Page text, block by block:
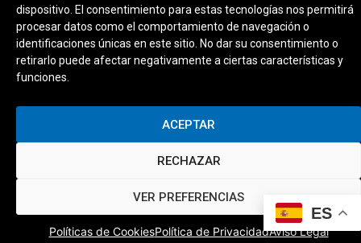
dispositivo. El consentimiento para estas tecnologías nos permitirá
procesar datos como el comportamiento de navegación o
identificaciones únicas en este sitio. No dar su consentimiento o
retirarlo puede afectar negativamente a ciertas características y
funciones.
ACEPTAR
RECHAZAR
VER PREFERENCIAS
Políticas de CookiesPolítica de PrivacidadAviso Legal
POLÍTICA DE PRIVACIDAD
POLÍTICAS DE COOKIES
CONDICIONES DE USO
ES